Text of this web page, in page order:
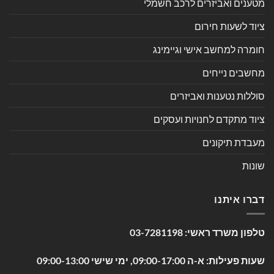
מטענים ואביזרים לרכב חשמלי
ציוד לשעות חירום
חומרה למחשב אישי וגיימינג
מחשבים נייחים
סוללות נטענות ואביזרים
ציוד מתקדם לחנויות ועסקים
מעבדת תיקונים
שונות
דברו איתנו
טלפון משרד ראשי: 03-7281198
שעות פעילות: א-ה 09:00-17:00, ימי שישי 09:00-13:00